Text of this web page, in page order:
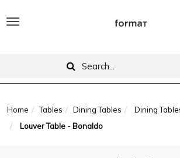
T
g
l
Home Tables Dining Tables
Dining
Louver Table - Bonaldo